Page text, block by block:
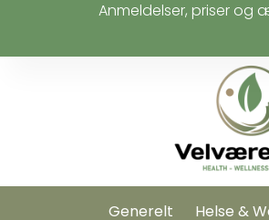
Anmeldelser, priser
Generelt Helse &